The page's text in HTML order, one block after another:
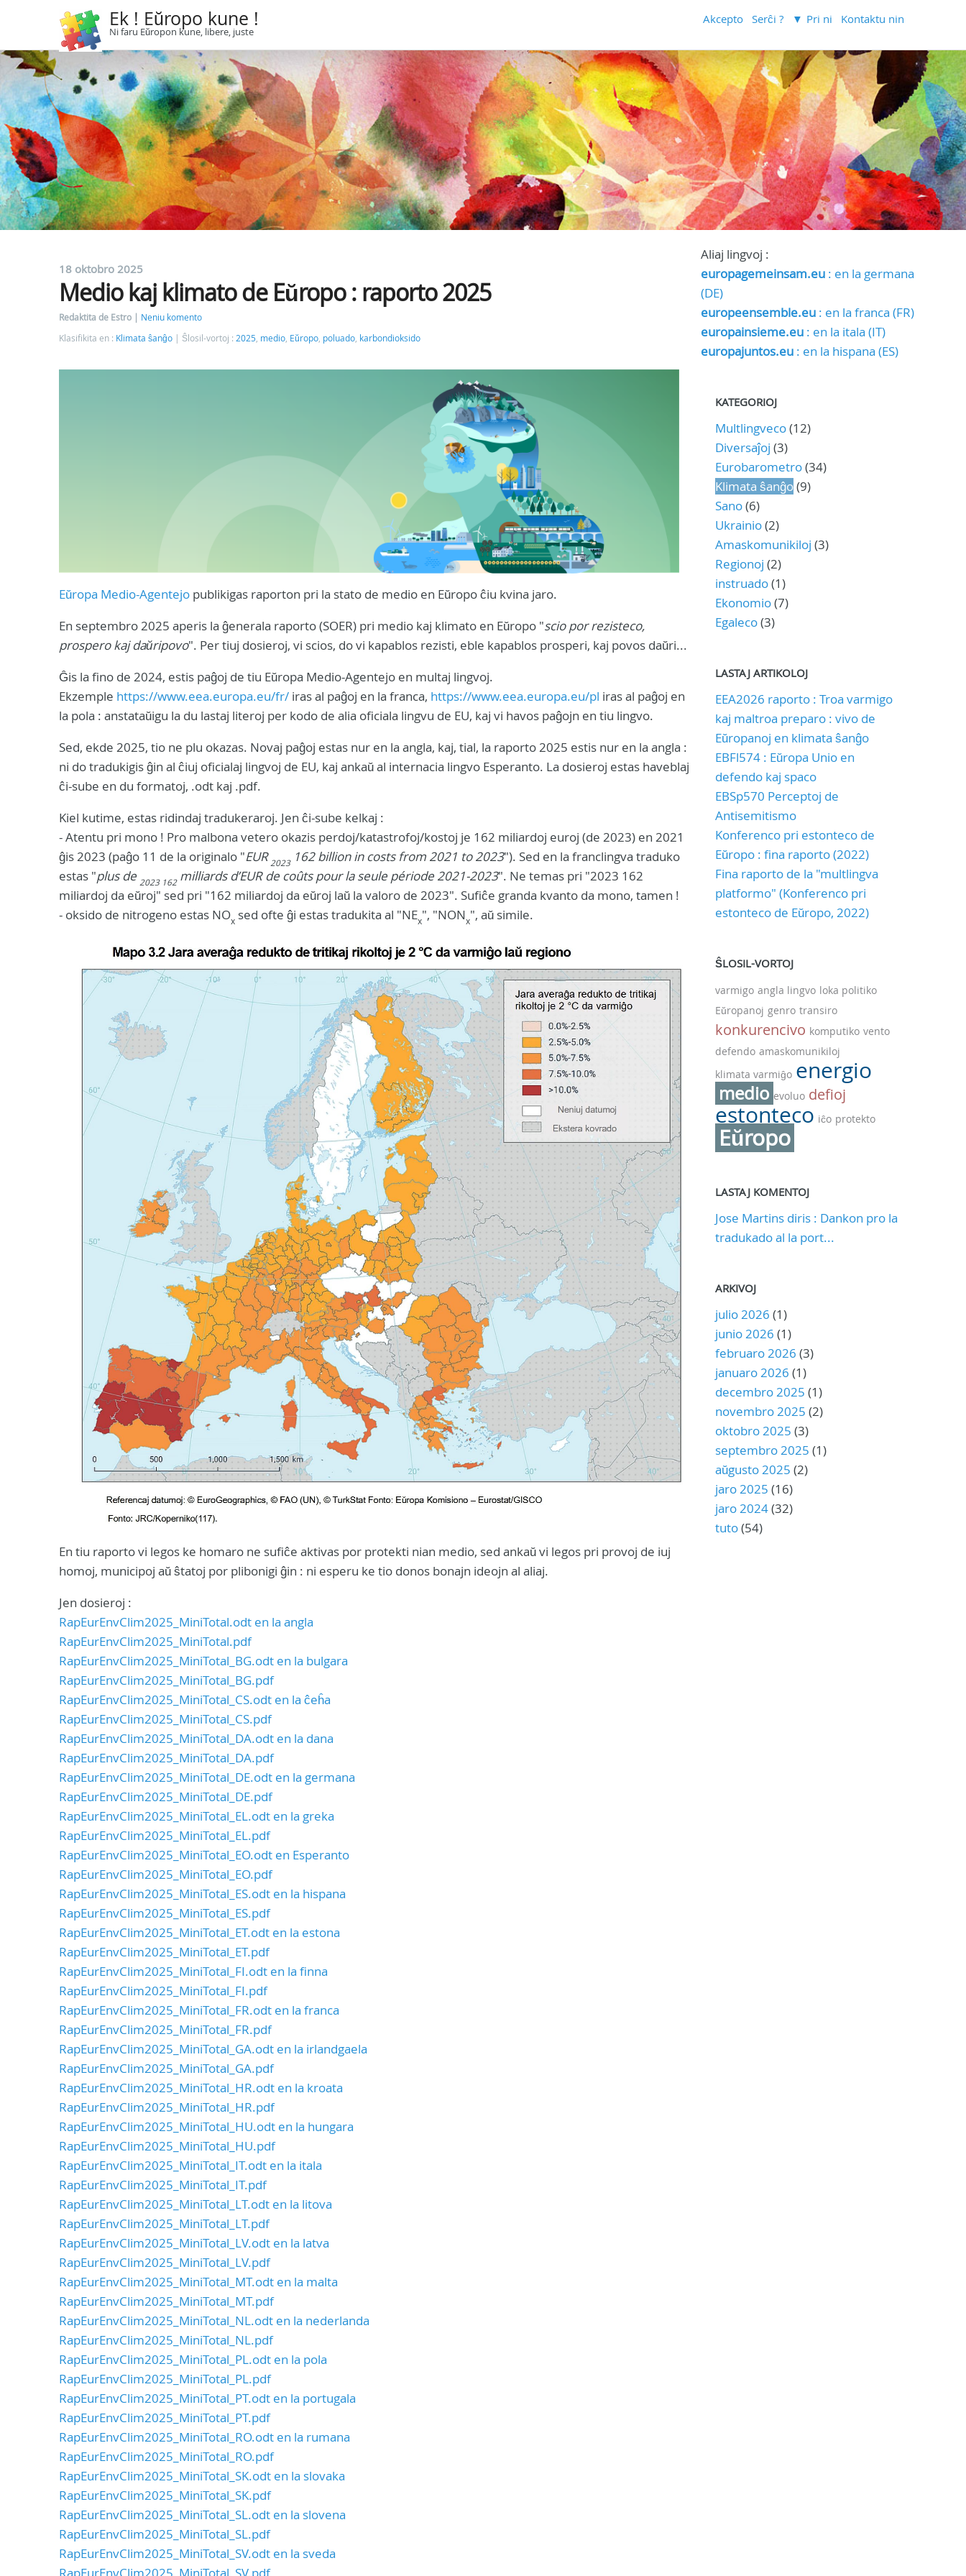
Ek ! Eŭropo kune !
Ni faru Eŭropon kune, libere, juste
Akcepto Serĉi ? Pri ni Kontaktu nin
18 oktobro 2025
Medio kaj klimato de Eŭropo : raporto 2025
Redaktita de Estro
Neniu komento
Klasifikita en : Klimata ŝanĝo Ŝlosil-vortoj : 2025, medio, Eŭropo, poluado, karbondioksido
Eŭropa Medio-Agentejo publikigas raporton pri la stato de medio en Eŭropo ĉiu kvina jaro.
En septembro 2025 aperis la ĝenerala raporto (SOER) pri medio kaj klimato en Eŭropo "scio por rezisteco,
prospero kaj daŭripovo". Per tiuj dosieroj, vi scios, do vi kapablos rezisti, eble kapablos prosperi, kaj povos daŭri...
Ĝis la fino de 2024, estis paĝoj de tiu Eŭropa Medio-Agentejo en multaj lingvoj.
Ekzemple https://www.eea.europa.eu/fr/ iras al paĝoj en la franca, https://www.eea.europa.eu/pl iras al paĝoj en
la pola : anstataŭigu la du lastaj literoj per kodo de alia oficiala lingvu de EU, kaj vi havos paĝojn en tiu lingvo.
Sed, ekde 2025, tio ne plu okazas. Novaj paĝoj estas nur en la angla, kaj, tial, la raporto 2025 estis nur en la angla :
ni do tradukigis ĝin al ĉiuj oficialaj lingvoj de EU, kaj ankaŭ al internacia lingvo Esperanto. La dosieroj estas haveblaj
ĉi-sube en du formatoj, .odt kaj .pdf.
Kiel kutime, estas ridindaj tradukeraroj. Jen ĉi-sube kelkaj :
- Atentu pri mono ! Pro malbona vetero okazis perdoj/katastrofoj/kostoj je 162 miliardoj euroj (de 2023) en 2021
ĝis 2023 (paĝo 11 de la originalo "EUR 2023162 billion in costs from 2021 to 2023"). Sed en la franclingva traduko
estas "plus de 2023 162milliards d’EUR de coûts pour la seule période 2021-2023". Ne temas pri "2023 162
miliardoj da eŭroj" sed pri "162 miliardoj da eŭroj laŭ la valoro de 2023". Sufiĉe granda kvanto da mono, tamen !
- oksido de nitrogeno estas NOx sed ofte ĝi estas tradukita al "NEx", "NONx", aŭ simile.
En tiu raporto vi legos ke homaro ne sufiĉe aktivas por protekti nian medio, sed ankaŭ vi legos pri provoj de iuj
homoj, municipoj aŭ ŝtatoj por plibonigi ĝin : ni esperu ke tio donos bonajn ideojn al aliaj.
Jen dosieroj :
RapEurEnvClim2025_MiniTotal.odt en la angla
RapEurEnvClim2025_MiniTotal.pdf
RapEurEnvClim2025_MiniTotal_BG.odt en la bulgara
RapEurEnvClim2025_MiniTotal_BG.pdf
RapEurEnvClim2025_MiniTotal_CS.odt en la ĉeĥa
RapEurEnvClim2025_MiniTotal_CS.pdf
RapEurEnvClim2025_MiniTotal_DA.odt en la dana
RapEurEnvClim2025_MiniTotal_DA.pdf
RapEurEnvClim2025_MiniTotal_DE.odt en la germana
RapEurEnvClim2025_MiniTotal_DE.pdf
RapEurEnvClim2025_MiniTotal_EL.odt en la greka
RapEurEnvClim2025_MiniTotal_EL.pdf
RapEurEnvClim2025_MiniTotal_EO.odt en Esperanto
RapEurEnvClim2025_MiniTotal_EO.pdf
RapEurEnvClim2025_MiniTotal_ES.odt en la hispana
RapEurEnvClim2025_MiniTotal_ES.pdf
RapEurEnvClim2025_MiniTotal_ET.odt en la estona
RapEurEnvClim2025_MiniTotal_ET.pdf
RapEurEnvClim2025_MiniTotal_FI.odt en la finna
RapEurEnvClim2025_MiniTotal_FI.pdf
RapEurEnvClim2025_MiniTotal_FR.odt en la franca
RapEurEnvClim2025_MiniTotal_FR.pdf
RapEurEnvClim2025_MiniTotal_GA.odt en la irlandgaela
RapEurEnvClim2025_MiniTotal_GA.pdf
RapEurEnvClim2025_MiniTotal_HR.odt en la kroata
RapEurEnvClim2025_MiniTotal_HR.pdf
RapEurEnvClim2025_MiniTotal_HU.odt en la hungara
RapEurEnvClim2025_MiniTotal_HU.pdf
RapEurEnvClim2025_MiniTotal_IT.odt en la itala
RapEurEnvClim2025_MiniTotal_IT.pdf
RapEurEnvClim2025_MiniTotal_LT.odt en la litova
RapEurEnvClim2025_MiniTotal_LT.pdf
RapEurEnvClim2025_MiniTotal_LV.odt en la latva
RapEurEnvClim2025_MiniTotal_LV.pdf
RapEurEnvClim2025_MiniTotal_MT.odt en la malta
RapEurEnvClim2025_MiniTotal_MT.pdf
RapEurEnvClim2025_MiniTotal_NL.odt en la nederlanda
RapEurEnvClim2025_MiniTotal_NL.pdf
RapEurEnvClim2025_MiniTotal_PL.odt en la pola
RapEurEnvClim2025_MiniTotal_PL.pdf
RapEurEnvClim2025_MiniTotal_PT.odt en la portugala
RapEurEnvClim2025_MiniTotal_PT.pdf
RapEurEnvClim2025_MiniTotal_RO.odt en la rumana
RapEurEnvClim2025_MiniTotal_RO.pdf
RapEurEnvClim2025_MiniTotal_SK.odt en la slovaka
RapEurEnvClim2025_MiniTotal_SK.pdf
RapEurEnvClim2025_MiniTotal_SL.odt en la slovena
RapEurEnvClim2025_MiniTotal_SL.pdf
RapEurEnvClim2025_MiniTotal_SV.odt en la sveda
RapEurEnvClim2025_MiniTotal_SV.pdf
Aliaj lingvoj :
europagemeinsam.eu: en la germana
(DE)
europeensemble.eu: en la franca (FR)
europainsieme.eu: en la itala (IT)
europajuntos.eu: en la hispana (ES)
KATEGORIOJ
Multlingveco(12)
Diversaĵoj (3)
Eurobarometro(34)
Klimata ŝanĝo(9)
Sano(6)
Ukrainio(2)
Amaskomunikiloj (3)
Regionoj (2)
instruado(1)
Ekonomio(7)
Egaleco(3)
LASTAJ ARTIKOLOJ
EEA2026 raporto : Troa varmigo
kaj maltroa preparo : vivo de
Eŭropanoj en klimata ŝanĝo
EBFl574 : Eŭropa Unio en
defendo kaj spaco
EBSp570 Perceptoj de
Antisemitismo
Konferenco pri estonteco de
Eŭropo : fina raporto (2022)
Fina raporto de la "multlingva
platformo" (Konferenco pri
estonteco de Eŭropo, 2022)
ŜLOSIL-VORTOJ
varmigo angla lingvo loka politiko
Eŭropanoj genro transiro
konkurencivo komputiko vento
defendo amaskomunikiloj
klimata varmiĝo energio
medio evoluo defioj
estonteco iĉo protekto
Eŭropo
LASTAJ KOMENTOJ
Jose Martins diris : Dankon pro la
tradukado al la port...
ARKIVOJ
julio 2026 (1)
junio 2026 (1)
februaro 2026 (3)
januaro 2026 (1)
decembro 2025 (1)
novembro 2025 (2)
oktobro 2025 (3)
septembro 2025 (1)
aŭgusto 2025 (2)
jaro 2025 (16)
jaro 2024(32)
tuto(54)